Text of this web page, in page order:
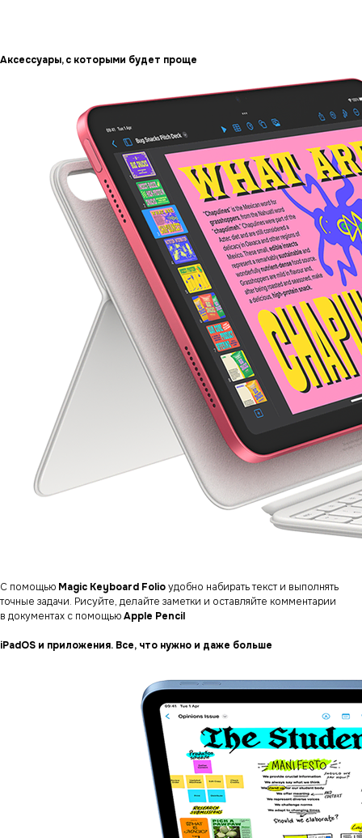
Аксессуары, с которыми будет проще
С помощью Magic Keyboard Folioудобно набирать текст и выполнять
точные задачи. Рисуйте, делайте заметки и оставляйте комментарии
в документах с помощьюApple Pencil
iPadOS и приложения. Все, что нужно и даже больше